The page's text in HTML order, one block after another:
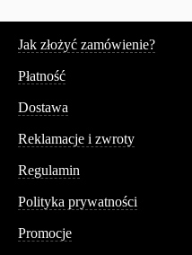
Jak złożyć zamówienie?
Płatność
Dostawa
Reklamacje i zwroty
Regulamin
Polityka prywatności
Promocje